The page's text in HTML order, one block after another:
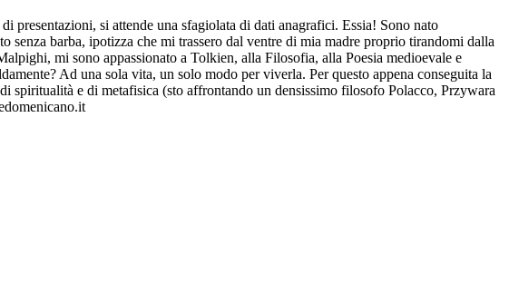
presentazioni, si attende una sfagiolata di dati anagrafici. Essia! Sono nato
barba, ipotizza che mi trassero dal ventre di mia madre proprio tirandomi dalla
mi sono appassionato a Tolkien, alla Filosofia, alla Poesia medioevale e
Ad una sola vita, un solo modo per viverla. Per questo appena conseguita la
spiritualità e di metafisica (sto affrontando un densissimo filosofo Polacco, Przywara